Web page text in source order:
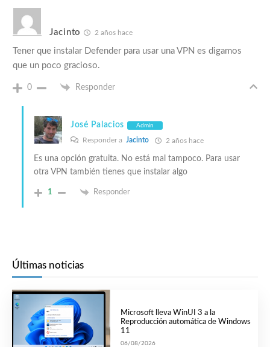
Jacinto 2 años hace
Tener que instalar Defender para usar una VPN es digamos
que un poco gracioso.
0 Responder
José Palacios Admin
Responder a Jacinto 2 años hace
Es una opción gratuita. No está mal tampoco. Para usar
otra VPN también tienes que instalar algo
1 Responder
Últimas noticias
Microsoft lleva WinUI 3 a la
Reproducción automática de Windows
11
06/08/2026